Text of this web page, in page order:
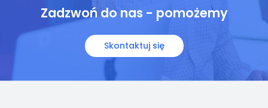
Zadzwoń do nas - pomożemy
Skontaktuj się